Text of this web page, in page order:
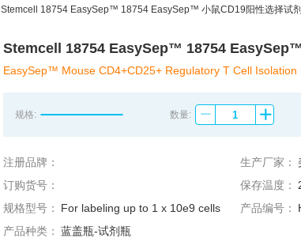
Stemcell 18754 EasySep™ 18754 EasySep™ 小鼠CD19阳性选择试
Stemcell 18754 EasySep™ 18754
EasySep™ Mouse CD4+CD25+ Regulatory T Cell Isolation
规格: 数量:
注册品牌： 生产厂家：
订购货号：
保存温度：
规格型号：
For labeling up to 1 x 10e9 cells 产品编号：
产品种类： 蓝盖瓶-试剂瓶